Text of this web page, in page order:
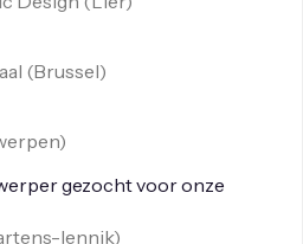
(Brussel)
)
gezocht voor onze
lennik)